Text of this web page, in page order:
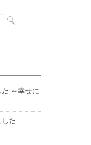
～幸せに
た